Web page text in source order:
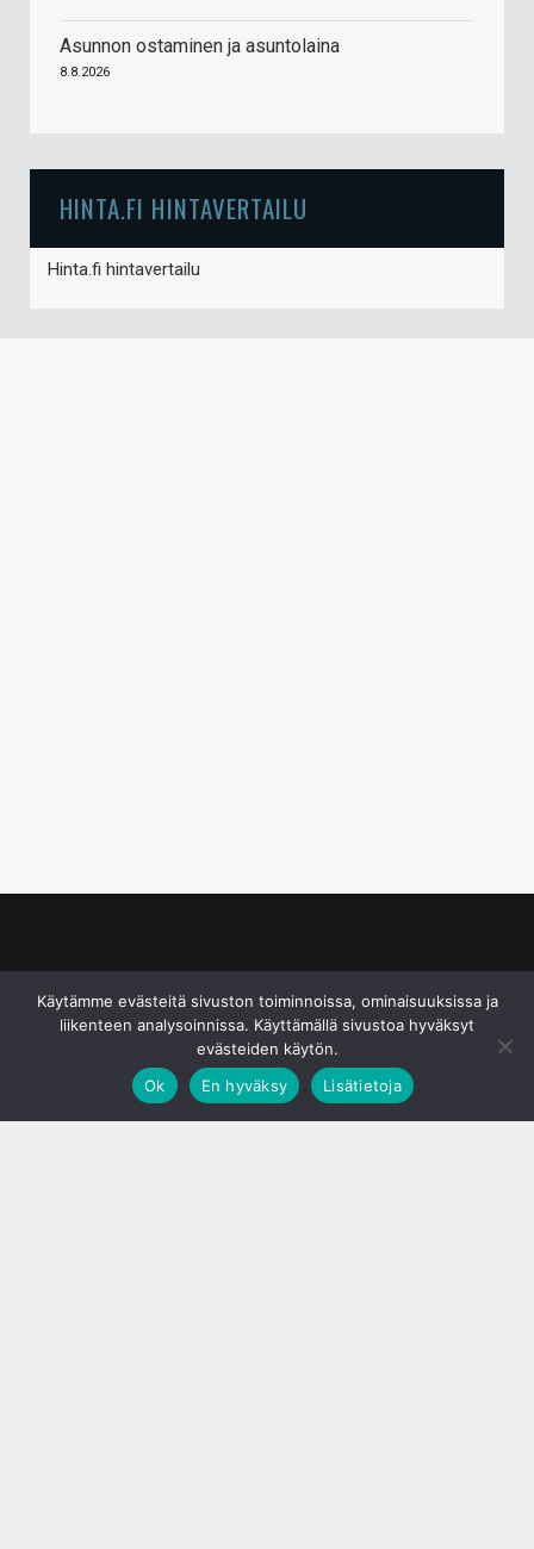
Asunnon ostaminen ja asuntolaina
8.8.2026
HINTA.FI HINTAVERTAILU
Hinta.fi hintavertailu
Käytämme evästeitä sivuston toiminnoissa, ominaisuuksissa ja
liikenteen analysoinnissa. Käyttämällä sivustoa hyväksyt
evästeiden käytön.
Ok
En hyväksy Lisätietoja